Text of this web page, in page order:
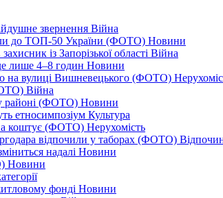
звернення Війна
до ТОП-50 України (ФОТО) Новини
із Запорізької області Війна
лише 4–8 годин Новини
на вулиці Вишневецького (ФОТО)
Війна
районі (ФОТО) Новини
етносимпозіум Культура
коштує (ФОТО) Нерухомість
відпочили у таборах (ФОТО)
надалі Новини
Новини
фонді Новини